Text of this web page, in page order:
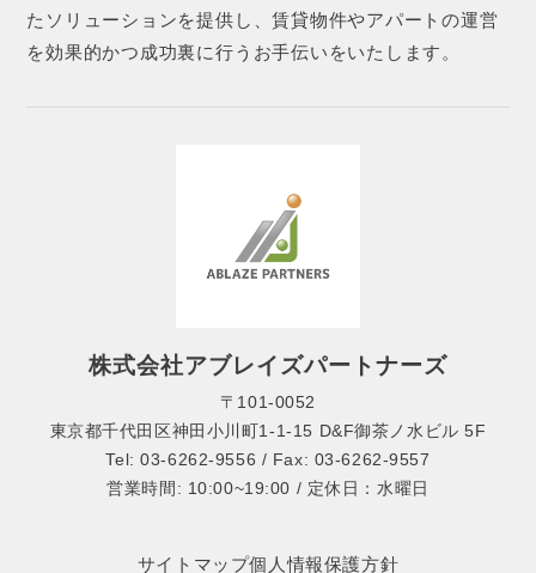
たソリューションを提供し、賃貸物件やアパートの運営
を効果的かつ成功裏に行うお手伝いをいたします。
株式会社アブレイズパートナーズ
〒101-0052
東京都千代田区神田小川町1-1-15 D&F御茶ノ水ビル 5F
Tel: 03-6262-9556 / Fax: 03-6262-9557
営業時間: 10:00~19:00 / 定休日：水曜日
サイトマップ個人情報保護方針